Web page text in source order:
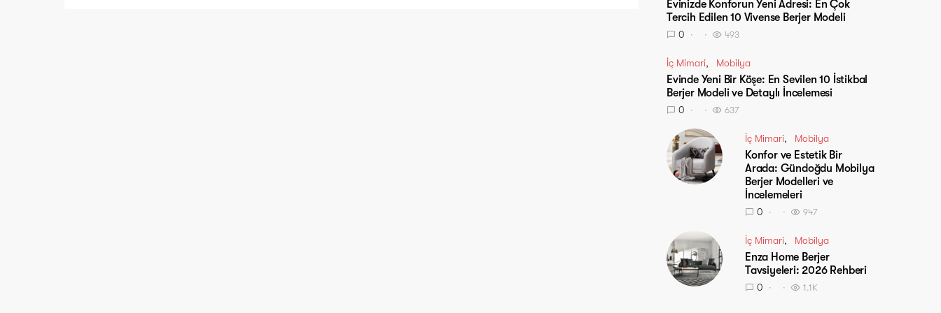
Evinizde Konforun Yeni Adresi: En Çok
Tercih Edilen 10 Vivense Berjer Modeli
0 493
İç Mimari Mobilya
Evinde Yeni Bir Köşe: En Sevilen 10 İstikbal
Berjer Modeli ve Detaylı İncelemesi
0 637
İç Mimari Mobilya
Konfor ve Estetik Bir
Arada: Gündoğdu Mobilya
Berjer Modelleri ve
İncelemeleri
0 947
İç Mimari Mobilya
Enza Home Berjer
Tavsiyeleri: 2026 Rehberi
0 1.1K